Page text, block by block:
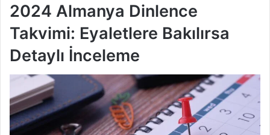
2024 Almanya Dinlence
Takvimi: Eyaletlere Bakılırsa
Detaylı İnceleme